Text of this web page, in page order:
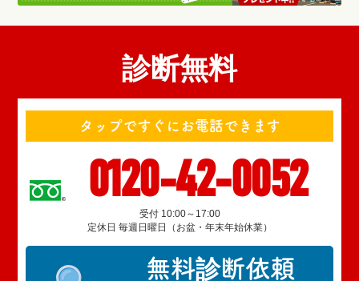
診断無料
タップですぐにお電話できます
0120-42-0052
受付 10:00～17:00
定休日 毎週日曜日（お盆・年末年始休業）
無料診断依頼